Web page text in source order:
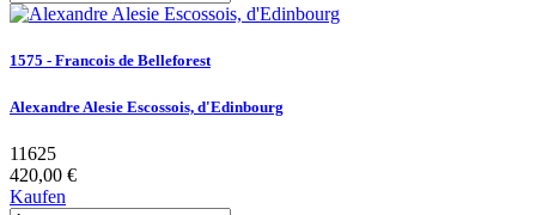
1575 - Francois de Belleforest
Alexandre Alesie Escossois, d'Edinbourg
11625
420,00 €
Kaufen